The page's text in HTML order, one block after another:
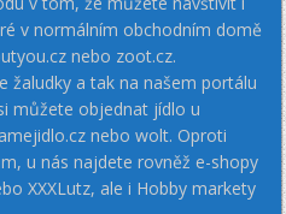
v normálním obchodním domě
nebo zoot.cz.
žaludky a tak na našem portálu
můžete objednat jídlo u
nebo wolt. Oproti
u nás najdete rovněž e-shopy
XXXLutz, ale i Hobby markety